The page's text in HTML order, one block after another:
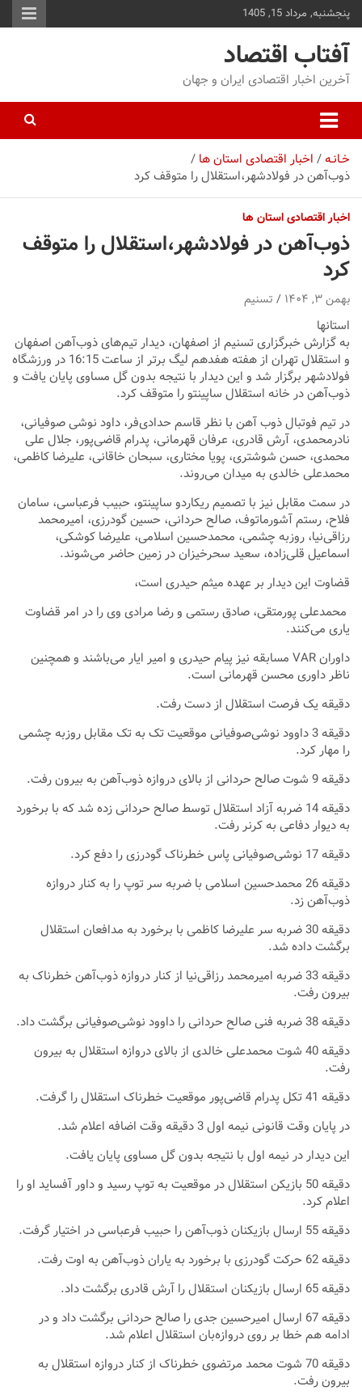
پنجشنبه, مرداد 15, 1405
آفتاب اقتصاد
آخرین اخبار اقتصادی ایران و جهان
خـانـه اخبار اقتصادی استان ها
ذوب‌آهن در فولادشهر،استقلال را متوقف کرد
اخبار اقتصادی استان ها
ذوب‌آهن در فولادشهر،استقلال را متوقف
کرد
بهمن ۳, ۱۴۰۴ تسنیم
استانها
به گزارش خبرگزاری تسنیم از اصفهان، دیدار تیم‌های ذوب‌آهن اصفهان
و استقلال تهران از هفته هفدهم لیگ برتر از ساعت 16:15 در ورزشگاه
فولادشهر برگزار شد و این دیدار با نتیجه بدون گل مساوی پایان یافت و
ذوب‌آهن در خانه استقلال ساپینتو را متوقف کرد.
در تیم فوتبال ذوب آهن با نظر قاسم حدادی‌فر، داود نوشی صوفیانی،
نادرمحمدی، آرش قادری، عرفان قهرمانی، پدرام قاضی‌پور، جلال علی
محمدی، حسن شوشتری، پویا مختاری، سبحان خاقانی، علیرضا کاظمی،
محمدعلی خالدی به میدان می‌روند.
در سمت مقابل نیز با تصمیم ریکاردو ساپینتو، حبیب فرعباسی، سامان
فلاح، رستم آشورماتوف، صالح حردانی، حسین گودرزی، امیرمحمد
رزاقی‌نیا، روزبه چشمی، محمدحسین اسلامی، علیرضا کوشکی،
اسماعیل قلی‌زاده، سعید سحرخیزان در زمین حاضر می‌شوند.
قضاوت این دیدار بر عهده میثم حیدری است،
محمدعلی پورمتقی، صادق رستمی و رضا مرادی وی را در امر قضاوت
یاری می‌کنند.
داوران VAR مسابقه نیز پیام حیدری و امیر ایار می‌باشند و همچنین
ناظر داوری محسن قهرمانی است.
دقیقه یک فرصت استقلال از دست رفت.
دقیقه 3 داوود نوشی‌صوفیانی موقعیت تک به تک مقابل روزبه چشمی
را مهار کرد.
دقیقه 9 شوت صالح حردانی از بالای دروازه ذوب‌آهن به بیرون رفت.
دقیقه 14 ضربه آزاد استقلال توسط صالح حردانی زده شد که با برخورد
به دیوار دفاعی به کرنر رفت.
دقیقه 17 نوشی‌صوفیانی پاس خطرناک گودرزی را دفع کرد.
دقیقه 26 محمدحسین اسلامی با ضربه سر توپ را به کنار دروازه
ذوب‌آهن زد.
دقیقه 30 ضربه سر علیرضا کاظمی با برخورد به مدافعان استقلال
برگشت داده شد.
دقیقه 33 ضربه امیرمحمد رزاقی‌نیا از کنار دروازه ذوب‌آهن خطرناک به
بیرون رفت.
دقیقه 38 ضربه فنی صالح حردانی را داوود نوشی‌صوفیانی برگشت داد.
دقیقه 40 شوت محمدعلی خالدی از بالای دروازه استقلال به بیرون
رفت.
دقیقه 41 تکل پدرام قاضی‌پور موقعیت خطرناک استقلال را گرفت.
در پایان وقت قانونی نیمه اول 3 دقیقه وقت اضافه اعلام شد.
این دیدار در نیمه اول با نتیجه بدون گل مساوی پایان یافت.
دقیقه 50 بازیکن استقلال در موقعیت به توپ رسید و داور آفساید او را
اعلام کرد.
دقیقه 55 ارسال بازیکنان ذوب‌آهن را حبیب فرعباسی در اختیار گرفت.
دقیقه 62 حرکت گودرزی با برخورد به یاران ذوب‌آهن به اوت رفت.
دقیقه 65 ارسال بازیکنان استقلال را آرش قادری برگشت داد.
دقیقه 67 ارسال امیرحسین جدی را صالح حردانی برگشت داد و در
ادامه هم خطا بر روی دروازه‌بان استقلال اعلام شد.
دقیقه 70 شوت محمد مرتضوی خطرناک از کنار دروازه استقلال به
بیرون رفت.